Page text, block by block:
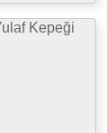
Kepeği